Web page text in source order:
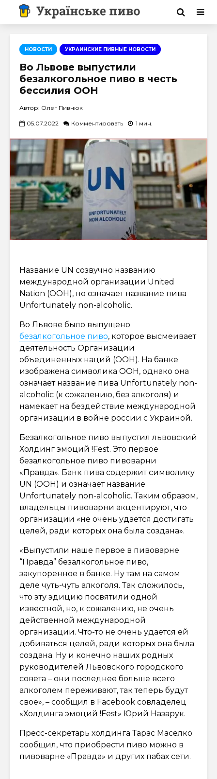
НОВОСТИ УКРАИНСКИЕ ПИВНЫЕ НОВОСТИ
Во Львове выпустили
безалкогольное пиво в честь
бессилия ООН
Автор: Олег Пивнюк
05.07.2022 Комментировать 1 мин.
Название UN созвучно названию
международной организации United
Nation (ООН), но означает название пива
Unfortunately non-alcoholic.
Во Львове было выпущено
безалкогольное пиво, которое высмеивает
деятельность Организации
объединенных наций (ООН). На банке
изображена символика ООН, однако она
означает название пива Unfortunately non-
alcoholic (к сожалению, без алкоголя) и
намекает на бездействие международной
организации в войне россии с Украиной.
Безалкогольное пиво выпустил львовский
Холдинг эмоций !Fest. Это первое
безалкогольное пиво пивоварни
«Правда». Банк пива содержит символику
UN (ООН) и означает название
Unfortunately non-alcoholic. Таким образом,
владельцы пивоварни акцентируют, что
организации «не очень удается достигать
целей, ради которых она была создана».
«Выпустили наше первое в пивоварне
“Правда” безалкогольное пиво,
закупоренное в банке. Ну там на самом
деле чуть-чуть алкоголя. Так сложилось,
что эту эдицию посвятили одной
известной, но, к сожалению, не очень
действенной международной
организации. Что-то не очень удается ей
добиваться целей, ради которых она была
создана. Ну и конечно наших родных
руководителей Львовского городского
совета – они последнее больше всего
алкоголем переживают, так теперь будут
свое», – сообщил в Facebook совладелец
«Холдинга эмоций !Fest» Юрий Назарук.
Пресс-секретарь холдинга Тарас Маселко
сообщил, что приобрести пиво можно в
пивоварне «Правда» и других пабах сети.